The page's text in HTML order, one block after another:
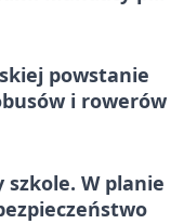
powstanie
i rowerów
szkole. W planie